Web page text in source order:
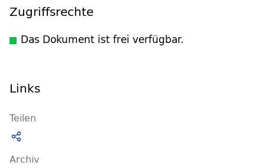
Zugriffsrechte
Das Dokument ist frei verfügbar.
Links
Teilen
Archiv